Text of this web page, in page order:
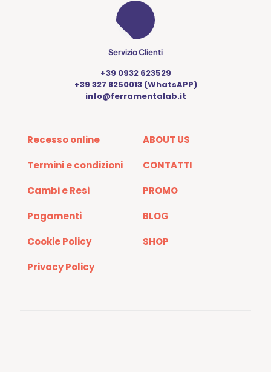
Servizio Clienti
+39 0932 623529
+39 327 8250013 (WhatsAPP)
info@ferramentalab.it
Recesso online
Termini e condizioni
Cambi e Resi
Pagamenti
Cookie Policy
Privacy Policy
ABOUT US
CONTATTI
PROMO
BLOG
SHOP